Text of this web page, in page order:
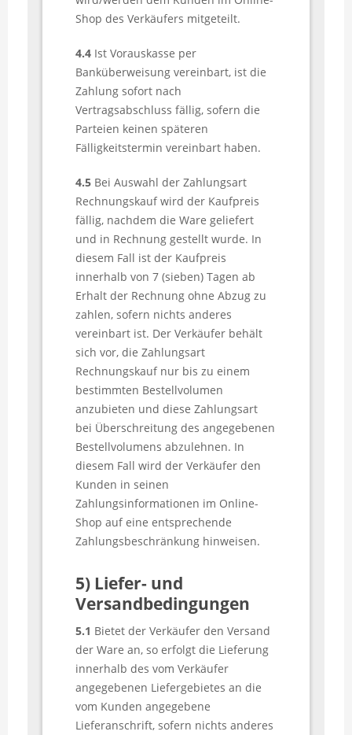
Shop des Verkäufers mitgeteilt.
4.4Ist Vorauskasse per
Banküberweisung vereinbart, ist die
Zahlung sofort nach
Vertragsabschluss fällig, sofern die
Parteien keinen späteren
Fälligkeitstermin vereinbart haben.
4.5Bei Auswahl der Zahlungsart
Rechnungskauf wird der Kaufpreis
fällig, nachdem die Ware geliefert
und in Rechnung gestellt wurde. In
diesem Fall ist der Kaufpreis
innerhalb von 7 (sieben) Tagen ab
Erhalt der Rechnung ohne Abzug zu
zahlen, sofern nichts anderes
vereinbart ist. Der Verkäufer behält
sich vor, die Zahlungsart
Rechnungskauf nur bis zu einem
bestimmten Bestellvolumen
anzubieten und diese Zahlungsart
bei Überschreitung des angegebenen
Bestellvolumens abzulehnen. In
diesem Fall wird der Verkäufer den
Kunden in seinen
Zahlungsinformationen im Online-
Shop auf eine entsprechende
Zahlungsbeschränkung hinweisen.
5) Liefer- und
Versandbedingungen
5.1 Bietet der Verkäufer den Versand
der Ware an, so erfolgt die Lieferung
innerhalb des vom Verkäufer
angegebenen Liefergebietes an die
vom Kunden angegebene
Lieferanschrift, sofern nichts anderes